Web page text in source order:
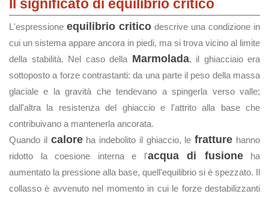
Il significato di equilibrio critico
L'espressione equilibrio critico descrive una condizione in
cui un sistema appare ancora in piedi, ma si trova vicino al limite
della stabilità. Nel caso della Marmolada, il ghiacciaio era
sottoposto a forze contrastanti: da una parte il peso della massa
glaciale e la gravità che tendevano a spingerla verso valle;
dall'altra la resistenza del ghiaccio e l'attrito alla base che
contribuivano a mantenerla ancorata.
Quando il caloreha indebolito il ghiaccio, lefratture hanno
ridotto la coesione interna e l'acqua di fusioneha
aumentato la pressione alla base, quell'equilibrio si è spezzato. Il
collasso è avvenuto nel momento in cui le forze destabilizzanti